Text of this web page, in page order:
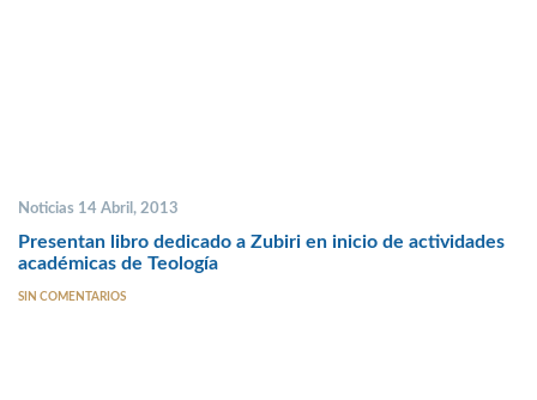
Noticias 14 Abril, 2013
Presentan libro dedicado a Zubiri en inicio de actividades
académicas de Teología
SIN COMENTARIOS